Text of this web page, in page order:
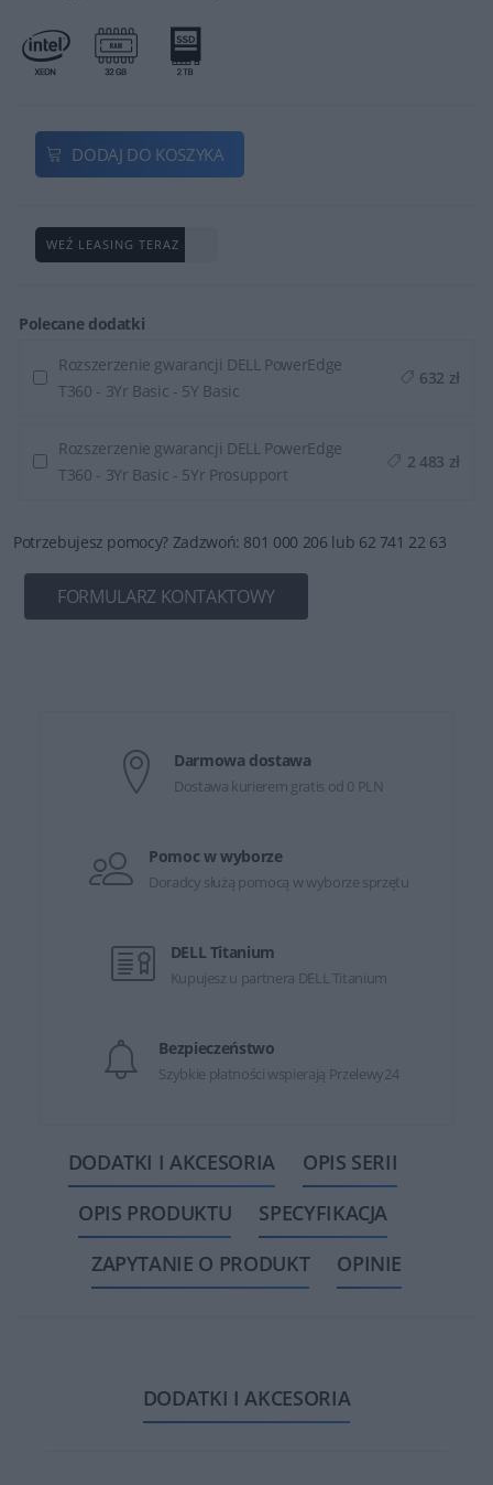
DODAJ DO KOSZYKA
WEŹ LEASING TERAZ
Polecane dodatki
Rozszerzenie gwarancji DELL PowerEdge
T360 - 3Yr Basic - 5Y Basic
632 zł
Rozszerzenie gwarancji DELL PowerEdge
T360 - 3Yr Basic - 5Yr Prosupport
2 483 zł
Potrzebujesz pomocy? Zadzwoń: 801 000 206 lub 62 741 22 63
FORMULARZ KONTAKTOWY
Darmowa dostawa
Dostawa kurierem gratis od 0 PLN
Pomoc w wyborze
Doradcy służą pomocą w wyborze sprzętu
DELL Titanium
Kupujesz u partnera DELL Titanium
Bezpieczeństwo
Szybkie płatności wspierają Przelewy24
DODATKI I AKCESORIA
OPIS SERII
OPIS PRODUKTU
SPECYFIKACJA
ZAPYTANIE O PRODUKT
OPINIE
DODATKI I AKCESORIA